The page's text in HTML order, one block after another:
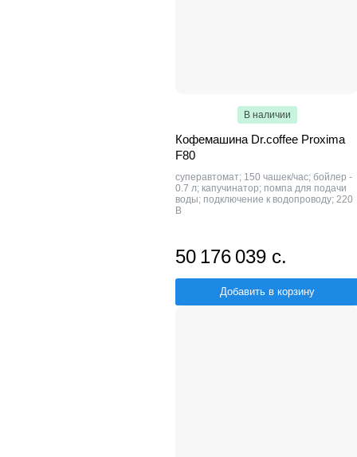
В наличии
Кофемашина Dr.coffee Proxima
F80
суперавтомат; 150 чашек/час; бойлер -
0.7 л; капучинатор; помпа для подачи
воды; подключение к водопроводу; 220
В
50 176 039 с.
Добавить в корзину